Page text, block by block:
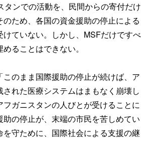
タンでの活動を、民間からの寄付だけ
のため、各国の資金援助の停止による
けていない。しかし、MSFだけですべ
ることはできない。
このまま国際援助の停止が続けば、ア
された医療システムはまもなく崩壊し
ガニスタンの人びとが受けることに
助の停止が、末端の市民を苦しめてい
を守ために、国際社会による支援の継